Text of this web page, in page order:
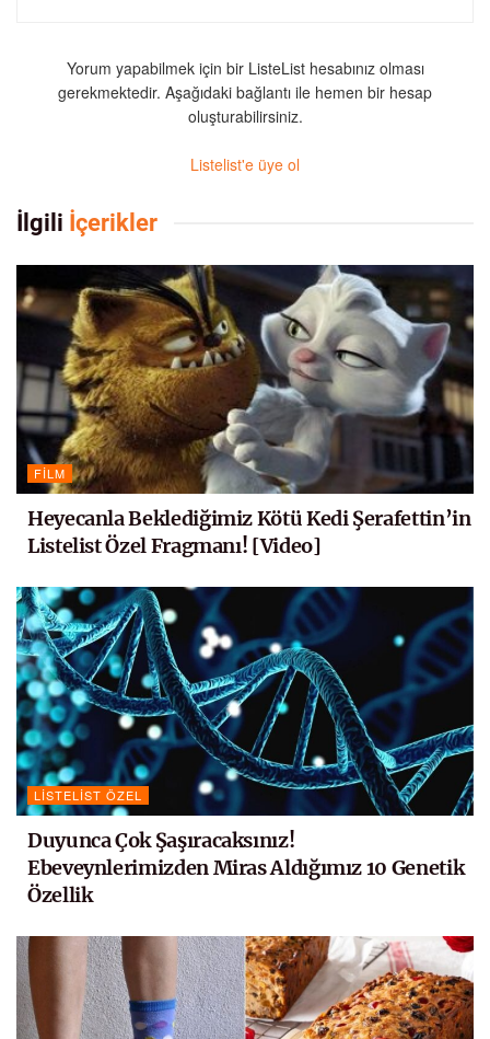
Yorum yapabilmek için bir ListeList hesabınız olması
gerekmektedir. Aşağıdaki bağlantı ile hemen bir hesap
oluşturabilirsiniz.
Listelist'e üye ol
İlgili İçerikler
FILM
Heyecanla Beklediğimiz Kötü Kedi Şerafettin’in
Listelist Özel Fragmanı! [Video]
LISTELIST ÖZEL
Duyunca Çok Şaşıracaksınız!
Ebeveynlerimizden Miras Aldığımız 10 Genetik
Özellik